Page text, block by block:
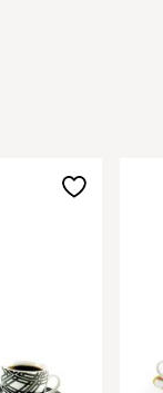
Aggiungi